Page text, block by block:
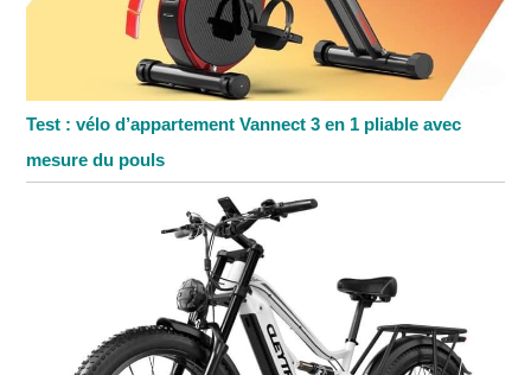
Test : vélo d’appartement Vannect 3 en 1 pliable avec
mesure du pouls